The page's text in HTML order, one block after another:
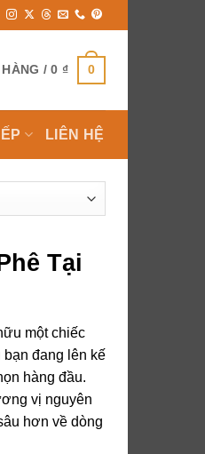
HÀNG /0 ₫ 0
LIÊN HỆ
Tại
một chiếc
đang lên kế
hàng đầu.
vị nguyên
hơn về dòng